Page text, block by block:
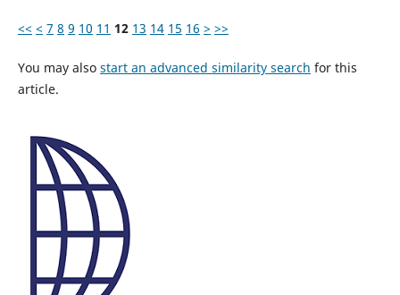
<< < 7 8 9 10 11 12 13 14 15 16 > >>
You may also start an advanced similarity search for this
article.